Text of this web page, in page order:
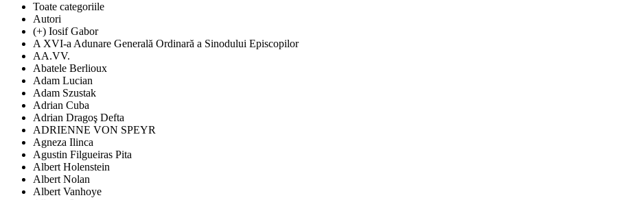
Toate categoriile
Autori
(+) Iosif Gabor
A XVI-a Adunare Generală Ordinară a Sinodului Episcopilor
AA.VV.
Abatele Berlioux
Adam Lucian
Adam Szustak
Adrian Cuba
Adrian Dragoş Defta
ADRIENNE VON SPEYR
Agneza Ilinca
Agustin Filgueiras Pita
Albert Holenstein
Albert Nolan
Albert Vanhoye